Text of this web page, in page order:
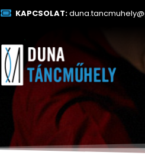
KAPCSOLAT: